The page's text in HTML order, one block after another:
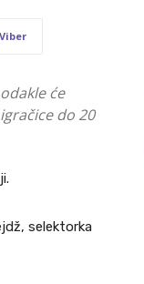
Viber
će
do 20
selektorka